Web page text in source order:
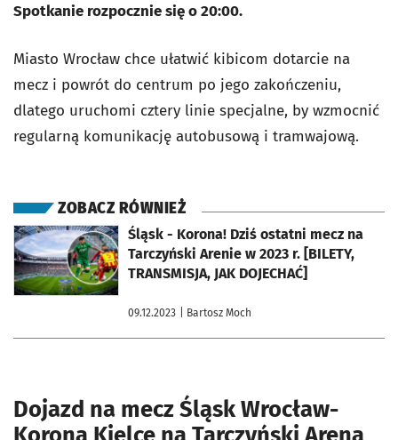
Spotkanie rozpocznie się o 20:00.
Miasto Wrocław chce ułatwić kibicom dotarcie na
mecz i powrót do centrum po jego zakończeniu,
dlatego uruchomi cztery linie specjalne, by wzmocnić
regularną komunikację autobusową i tramwajową.
ZOBACZ RÓWNIEŻ
Śląsk - Korona! Dziś ostatni mecz na
Tarczyński Arenie w 2023 r. [BILETY,
TRANSMISJA, JAK DOJECHAĆ]
09.12.2023 | Bartosz Moch
otworzy się w nowej karcie
Dojazd na mecz Śląsk Wrocław-